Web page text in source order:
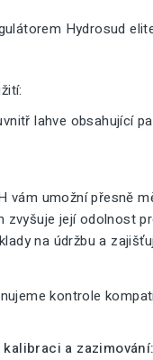
Hydrosud
lahve obsahující
vám umožní přesně
její odolnost
na údržbu a
kontrole
a zazimování: